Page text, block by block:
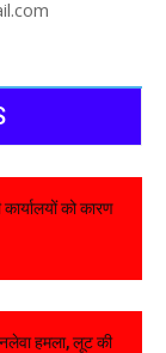
को कारण
हमला, लूट की